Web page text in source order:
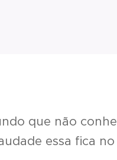
que não
essa fica